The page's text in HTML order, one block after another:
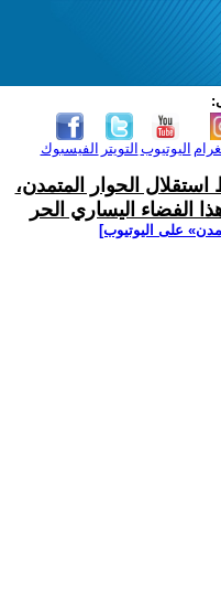
الفيسبوك التويتر اليوتيوب
استقلال الحوار المتمدن،
الفضاء اليساري الحر
على اليوتيوب]